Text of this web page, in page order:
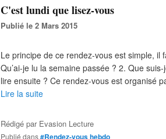
C'est lundi que lisez-vous
Publié le 2 Mars 2015
Le principe de ce rendez-vous est simple,
Qu’ai-je lu la semaine passée ? 2. Que
lire ensuite ? Ce rendez-vous est organisé
Lire la suite
Rédigé par Evasion Lecture
Publié dans#Rendez-vous hebdo